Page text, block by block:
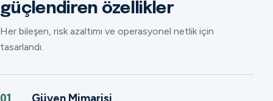
güçlendiren özellikler
Her bileşen, risk azaltımı ve operasyonel netlik için
tasarlandı.